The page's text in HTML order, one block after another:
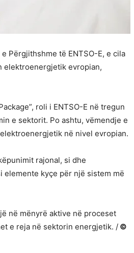
e Përgjithshme të ENTSO-E, e cila
elektroenergjetik evropian,
roli i ENTSO-E në tregun
e sektorit. Po ashtu, vëmendje e
në nivel evropian.
rajonal, si dhe
kyçe për një sistem më
në mënyrë aktive në proceset
e reja në sektorin energjetik. / ©